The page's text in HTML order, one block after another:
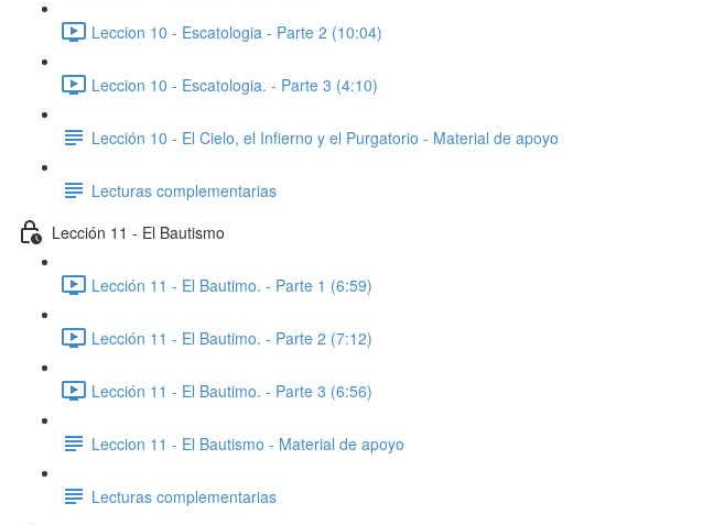
Leccion 10 - Escatologia - Parte 2 (10:04)
Leccion 10 - Escatologia. - Parte 3 (4:10)
Lección 10 - El Cielo, el Infierno y el Purgatorio - Material de apoyo
Lecturas complementarias
Lección 11 - El Bautismo
Lección 11 - El Bautimo. - Parte 1 (6:59)
Lección 11 - El Bautimo. - Parte 2 (7:12)
Lección 11 - El Bautimo. - Parte 3 (6:56)
Leccion 11 - El Bautismo - Material de apoyo
Lecturas complementarias